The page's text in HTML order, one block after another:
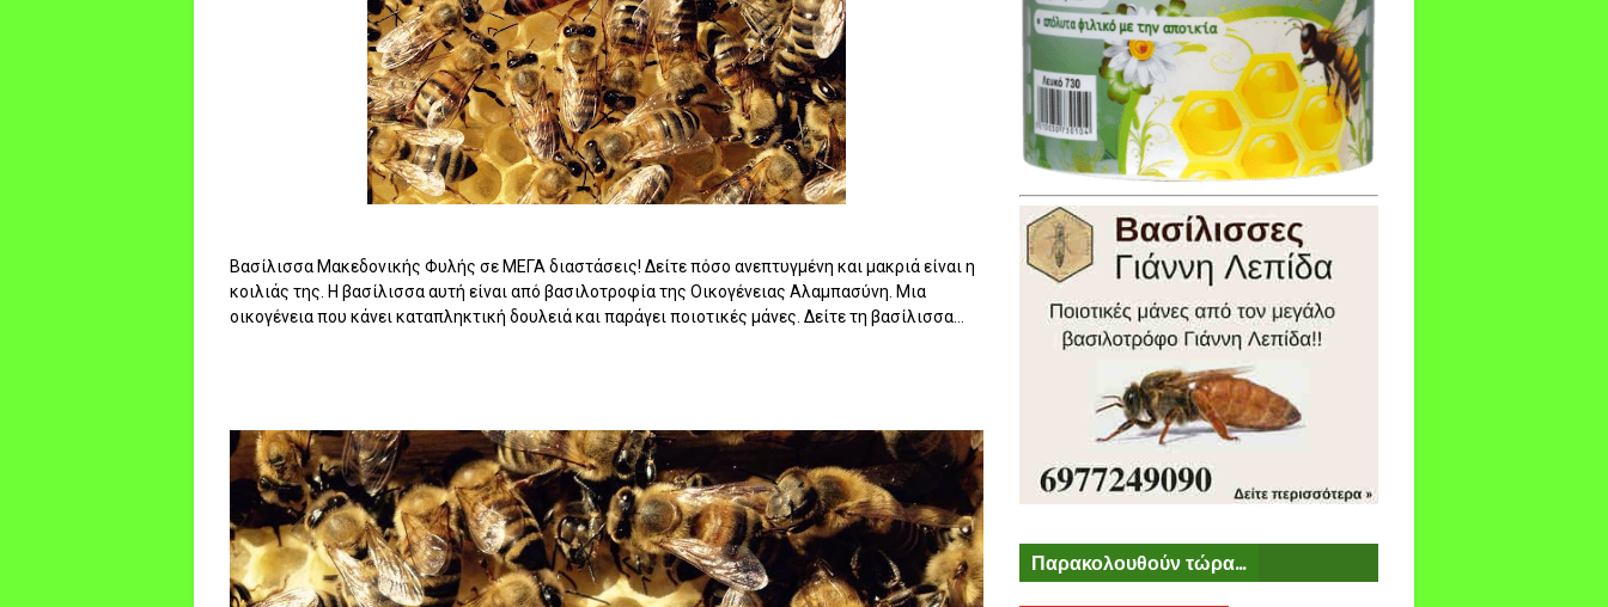
Βασίλισσα Μακεδονικής Φυλής σε ΜΕΓΑ διαστάσεις! Δείτε πόσο ανεπτυγμένη και μακριά είναι η
κοιλιάς της. Η βασίλισσα αυτή είναι από βασιλοτροφία της Οικογένειας Αλαμπασύνη. Μια
οικογένεια που κάνει καταπληκτική δουλειά και παράγει ποιοτικές μάνες. Δείτε τη βασίλισσα...
Παρακολουθούν τώρα...